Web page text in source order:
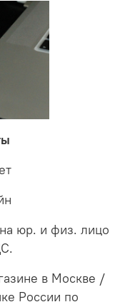
юр. и физ. лицо
в Москве /
России по